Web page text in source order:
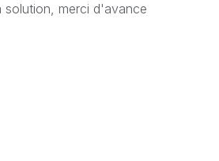
merci d'avance